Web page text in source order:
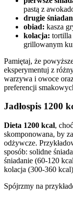
pastą z
drugie
obiad: kasza
kolacja: tortilla
grillowanym
Pamiętaj, że
eksperymentuj z
warzywa i owoce
preferencji
Jadłospis 1200
Dieta 1200 kcal,
skomponowana, by
odżywcze.
sposób: solidne
śniadanie (60-120
kolacja (300-360
Spójrzmy na